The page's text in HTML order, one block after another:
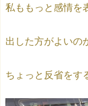
私ももっと感情を
出した方がよいの
ちょっと反省をす